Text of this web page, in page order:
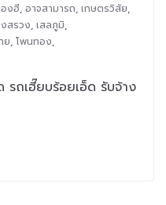
งฮี, อาจสามารถ, เกษตรวิสัย,
สรวง, เสลภูมิ,
ย, โพนทอง,
รถเฮี๊ยบร้อยเอ็ด รับจ้าง